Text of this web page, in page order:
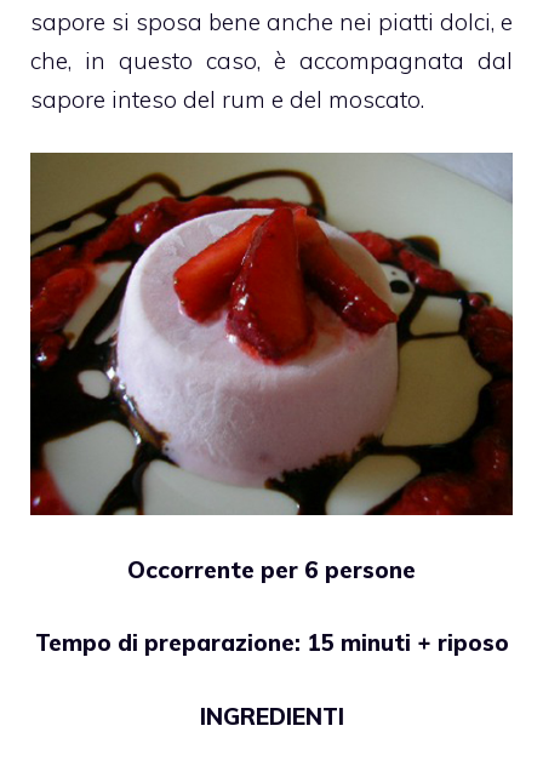
sapore si sposa bene anche nei piatti dolci, e
che, in questo caso, è accompagnata dal
sapore inteso del rum e del moscato.
Occorrente per 6 persone
Tempo di preparazione: 15 minuti + riposo
INGREDIENTI